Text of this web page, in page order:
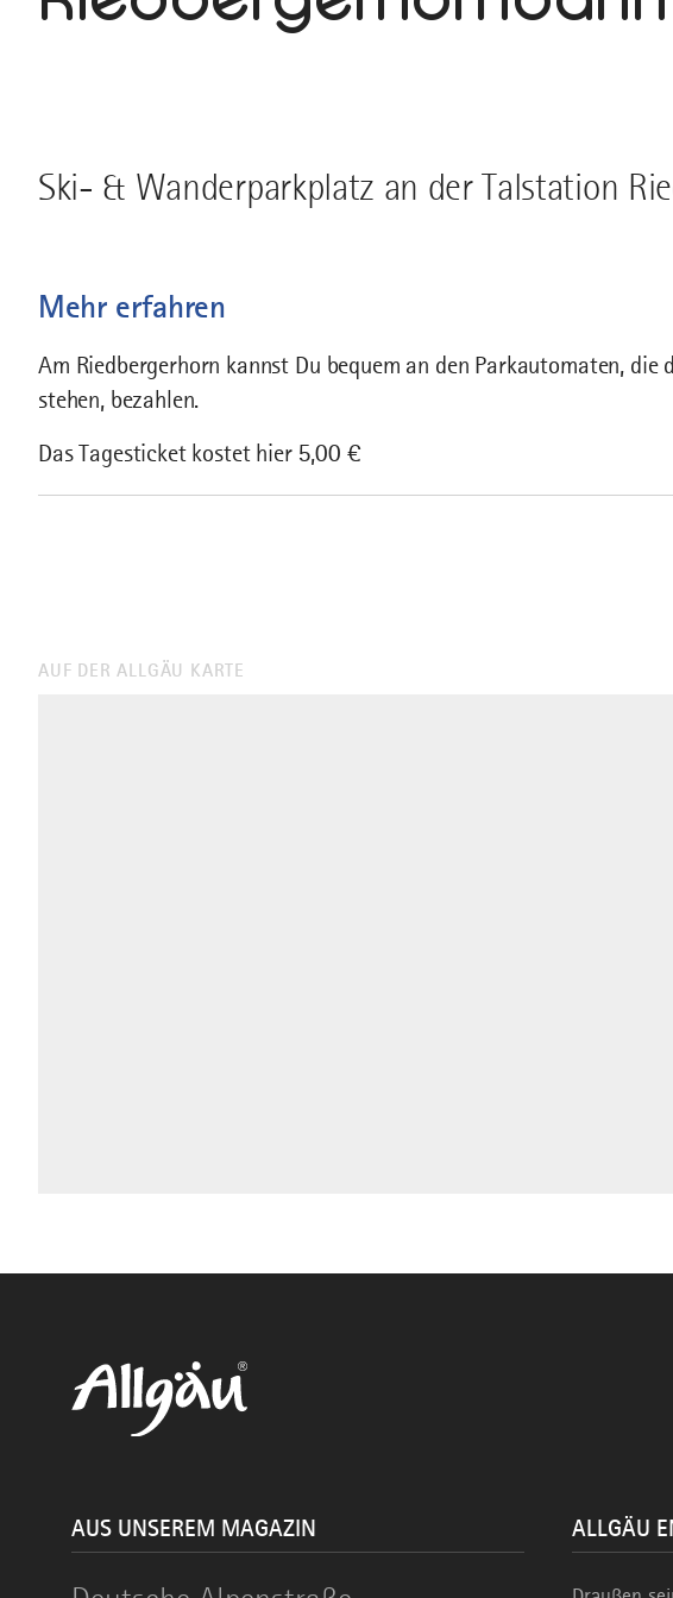
Ski- & Wanderparkplatz an der Talstation
Mehr erfahren
Am Riedbergerhorn kannst Du bequem an den Parkautomaten,
stehen, bezahlen.
Das Tagesticket kostet hier 5,00 €
AUF DER ALLGÄU KARTE
AUS UNSEREM MAGAZIN
Deutsche
ALLGÄU